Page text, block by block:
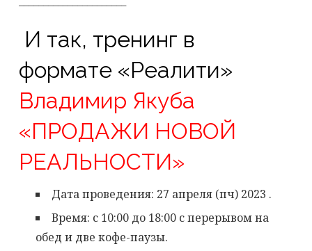
И так, тренинг в
формате «Реалити»
Владимир Якуба
«ПРОДАЖИ НОВОЙ
РЕАЛЬНОСТИ»
Дата проведения: 27 апреля (пч) 2023 .
Время: с 10:00 до 18:00 с перерывом на
обед и две кофе-паузы.